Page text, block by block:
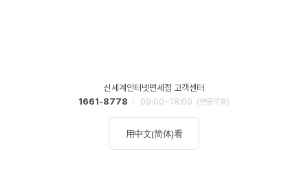
신세계인터넷면세점 고객센터
1661-8778
09:00~18:00 (연중무휴)
用中文(简体)看